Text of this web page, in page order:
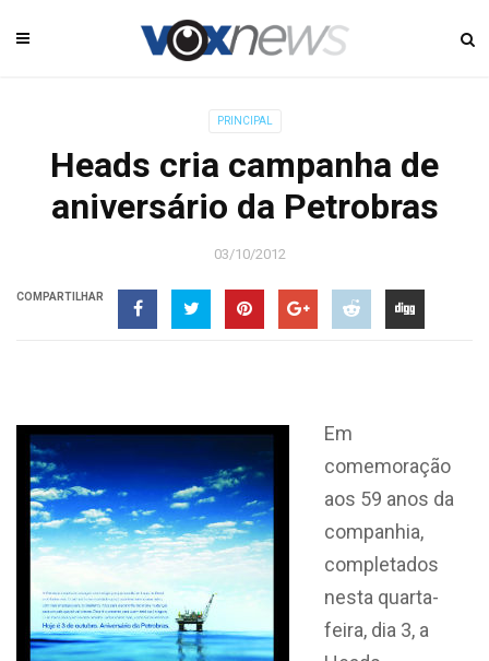
PRINCIPAL
Heads cria campanha de
aniversário da Petrobras
03/10/2012
COMPARTILHAR
Em
comemoração
aos 59 anos da
companhia,
completados
nesta quarta-
feira, dia 3, a